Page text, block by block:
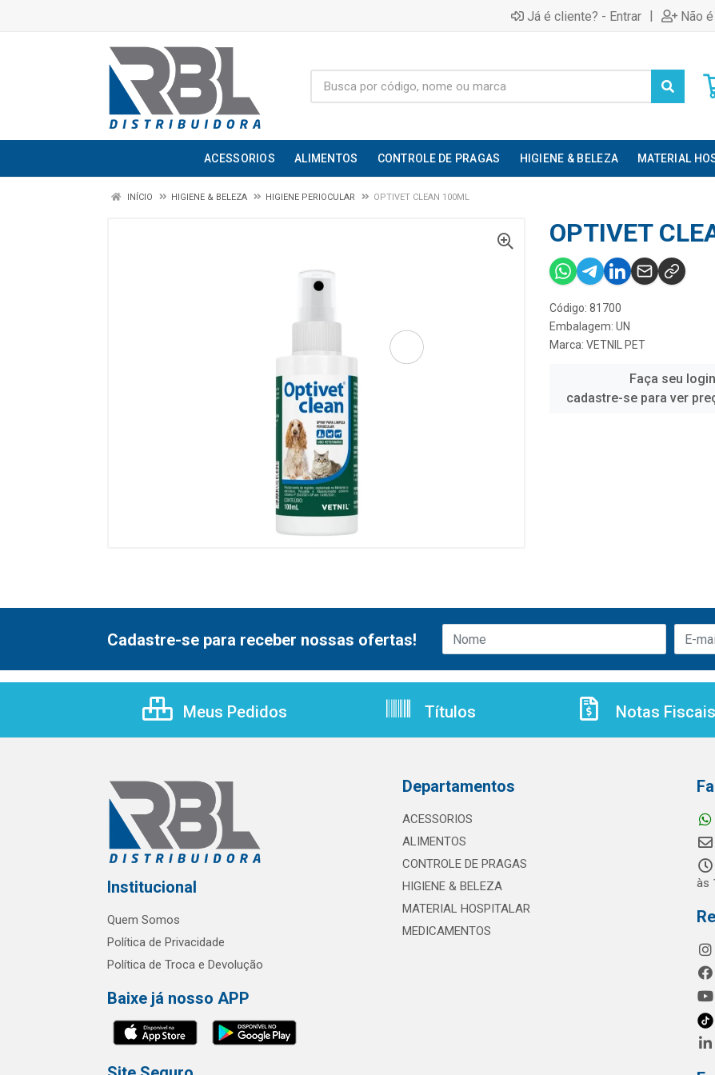
Já é cliente? - Entrar | Não
ACESSORIOS ALIMENTOS CONTROLE DE PRAGAS HIGIENE & BELEZA MATERIAL
INÍCIO HIGIENE & BELEZA HIGIENE PERIOCULAR OPTIVET CLEAN 100ML
OPTIVET
Código: 81700
Embalagem: UN
Marca: VETNIL PET
Faça seu
cadastre-se para ver
Cadastre-se para receber nossas ofertas!
Meus Pedidos Títulos Notas Fiscais
Institucional
Quem Somos
Política de Privacidade
Política de Troca e Devolução
Baixe já nosso APP
Departamentos
ACESSORIOS
ALIMENTOS
CONTROLE DE PRAGAS
HIGIENE & BELEZA
MATERIAL HOSPITALAR
MEDICAMENTOS
às